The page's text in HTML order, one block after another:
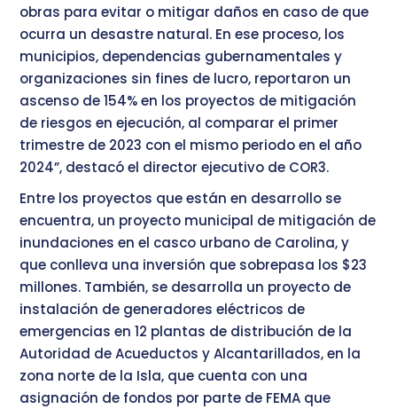
obras para evitar o mitigar daños en caso de que
ocurra un desastre natural. En ese proceso, los
municipios, dependencias gubernamentales y
organizaciones sin fines de lucro, reportaron un
ascenso de 154% en los proyectos de mitigación
de riesgos en ejecución, al comparar el primer
trimestre de 2023 con el mismo periodo en el año
2024”, destacó el director ejecutivo de COR3.
Entre los proyectos que están en desarrollo se
encuentra, un proyecto municipal de mitigación de
inundaciones en el casco urbano de Carolina, y
que conlleva una inversión que sobrepasa los $23
millones. También, se desarrolla un proyecto de
instalación de generadores eléctricos de
emergencias en 12 plantas de distribución de la
Autoridad de Acueductos y Alcantarillados, en la
zona norte de la Isla, que cuenta con una
asignación de fondos por parte de FEMA que